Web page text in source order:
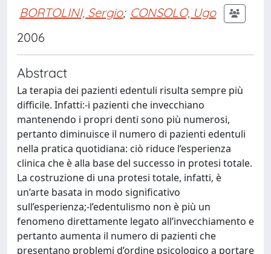
BORTOLINI, Sergio; CONSOLO, Ugo
2006
Abstract
La terapia dei pazienti edentuli risulta sempre più
difficile. Infatti:-i pazienti che invecchiano
mantenendo i propri denti sono più numerosi,
pertanto diminuisce il numero di pazienti edentuli
nella pratica quotidiana: ciò riduce l’esperienza
clinica che è alla base del successo in protesi totale.
La costruzione di una protesi totale, infatti, è
un’arte basata in modo significativo
sull’esperienza;-l’edentulismo non è più un
fenomeno direttamente legato all’invecchiamento e
pertanto aumenta il numero di pazienti che
presentano problemi d’ordine psicologico a portare